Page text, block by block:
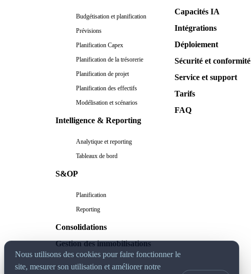
Budgétisation et planification
Prévisions
Planification Capex
Planification de la trésorerie
Planification de projet
Planification des effectifs
Modélisation et scénarios
Intelligence & Reporting
Analytique et reporting
Tableaux de bord
S&OP
Planification
Reporting
Consolidations
Gestion des immobilisations
Capacités IA
Intégrations
Déploiement
Sécurité et conformité
Service et support
Tarifs
FAQ
Nous utilisons des cookies pour faire fonctionner le
site, mesurer son utilisation et améliorer notre